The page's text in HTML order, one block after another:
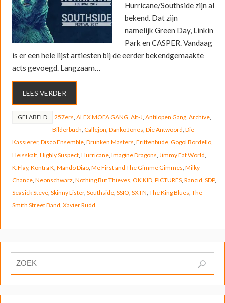
Hurricane/Southside zijn al
bekend. Dat zijn
namelijk Green Day, Linkin
Park en CASPER. Vandaag
is er een hele lijst artiesten bij de eerder bekendgemaakte
acts gevoegd. Langzaam…
LEES VERDER
GELABELD 257ers ALEX MOFA GANG Alt-J Antilopen Gang, Archive,
Bilderbuch Callejon Danko Jones Die Antwoord Die
Kassierer, Disco Ensemble, Drunken Masters Frittenbude, Gogol Bordello,
Heisskalt, Highly Suspect, Hurricane, Imagine Dragons Jimmy Eat World
K.Flay, Kontra K Mando Diao, Me First and The Gimme Gimmes Milky
Chance, Neonschwarz Nothing But Thieves OK KID, PICTURES, Rancid SDP,
Seasick Steve, Skinny Lister, Southside, SSIO SXTN The King Blues The
Smith Street Band Xavier Rudd